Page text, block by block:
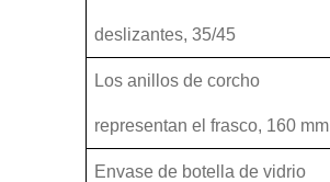
deslizantes, 35/45
Los anillos de corcho
representan el frasco, 160 mm
Envase de botella de vidrio